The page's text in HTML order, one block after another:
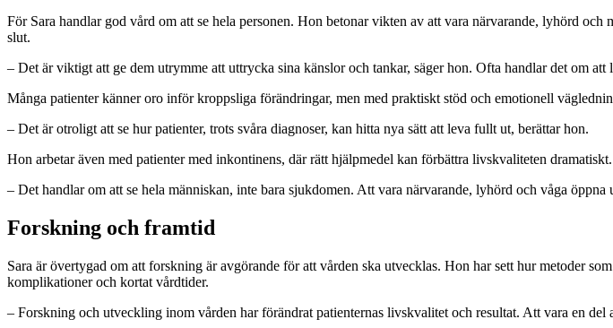
För Sara handlar god vård om att se hela personen. Hon betonar vikten av att vara närvarande, lyhörd
slut.
– Det är viktigt att ge dem utrymme att uttrycka sina känslor och tankar, säger hon. Ofta handlar det om att
Många patienter känner oro inför kroppsliga förändringar, men med praktiskt stöd och emotionell
– Det är otroligt att se hur patienter, trots svåra diagnoser, kan hitta nya sätt att leva fullt ut, berättar hon.
Hon arbetar även med patienter med inkontinens, där rätt hjälpmedel kan förbättra livskvaliteten dramatiskt.
– Det handlar om att se hela människan, inte bara sjukdomen. Att vara närvarande, lyhörd och våga
Forskning och framtid
Sara är övertygad om att forskning är avgörande för att vården ska utvecklas. Hon har sett hur metoder
komplikationer och kortat vårdtider.
– Forskning och utveckling inom vården har förändrat patienternas livskvalitet och resultat. Att vara en